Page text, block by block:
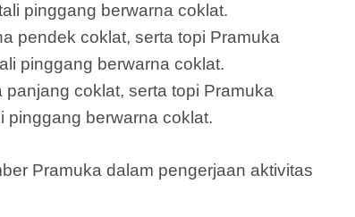
pinggang berwarna coklat.
pendek coklat, serta topi Pramuka
pinggang berwarna coklat.
coklat, serta topi Pramuka
pinggang berwarna coklat.
Pramuka dalam pengerjaan aktivitas